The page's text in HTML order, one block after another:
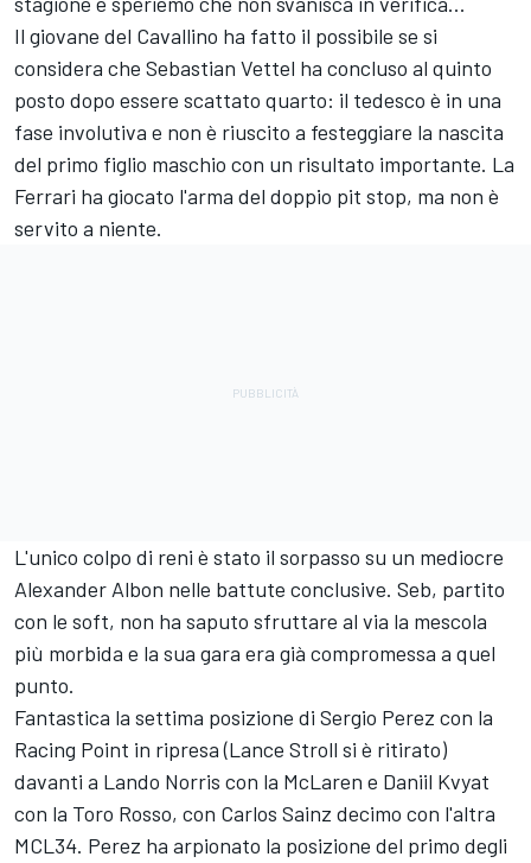
Il giovane del Cavallino ha fatto il possibile se si
considera che Sebastian Vettel ha concluso al quinto
posto dopo essere scattato quarto: il tedesco è in una
fase involutiva e non è riuscito a festeggiare la nascita
del primo figlio maschio con un risultato importante. La
Ferrari ha giocato l'arma del doppio pit stop, ma non è
servito a niente.
L'unico colpo di reni è stato il sorpasso su un mediocre
Alexander Albon nelle battute conclusive. Seb, partito
con le soft, non ha saputo sfruttare al via la mescola
più morbida e la sua gara era già compromessa a quel
punto.
Fantastica la settima posizione di Sergio Perez con la
Racing Point in ripresa (Lance Stroll si è ritirato)
davanti a Lando Norris con la McLaren e Daniil Kvyat
con la Toro Rosso, con Carlos Sainz decimo con l'altra
MCL34. Perez ha arpionato la posizione del primo degli